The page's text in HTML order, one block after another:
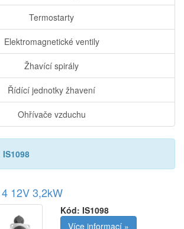
Termostarty
Elektromagnetické ventily
Žhavící spirály
Řídící jednotky žhavení
Ohřívače vzduchu
IS1098
12V 3,2kW
Kód: IS1098
Více informací »